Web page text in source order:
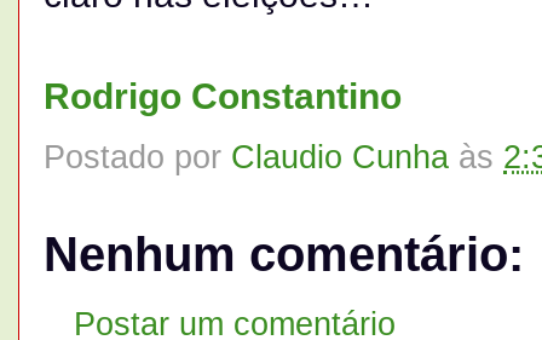
Rodrigo Constantino
Postado por Claudio Cunha às
Nenhum comentário:
Postar um comentário